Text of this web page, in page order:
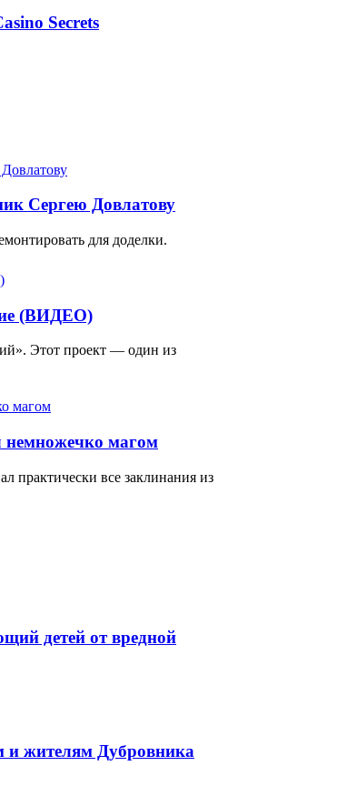
Secrets
Сергею Довлатову
для доделки.
(ВИДЕО)
Этот проект — один из
немножечко магом
практически все заклинания из
детей от вредной
и жителям Дубровника